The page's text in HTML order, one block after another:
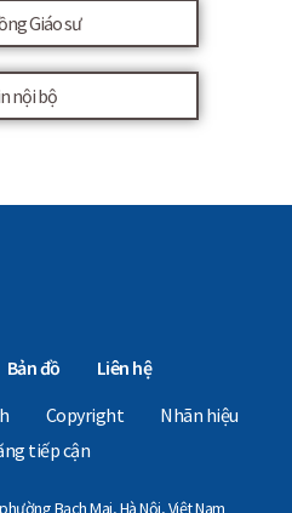
Giáo sư
nội bộ
Bản đồ
Liên hệ
Copyright
Nhãn hiệu
tiếp cận
Bạch Mai, Hà Nội, Việt Nam